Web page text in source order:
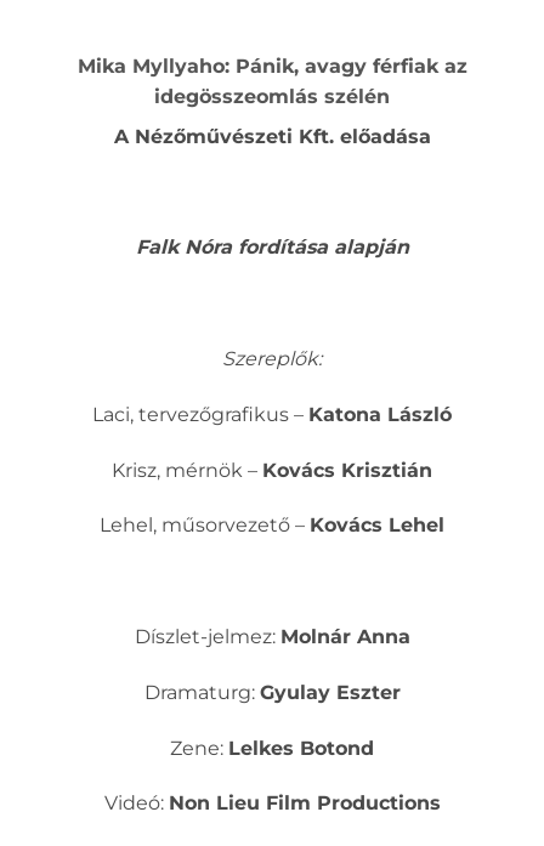
Mika Myllyaho: Pánik, avagy férfiak az
idegösszeomlás szélén
A Nézőművészeti Kft. előadása
Falk Nóra fordítása alapján
Szereplők:
Laci, tervezőgrafikus – Katona László
Krisz, mérnök – Kovács Krisztián
Lehel, műsorvezető – Kovács Lehel
Díszlet-jelmez: Molnár Anna
Dramaturg: Gyulay Eszter
Zene: Lelkes Botond
Videó: Non Lieu Film Productions